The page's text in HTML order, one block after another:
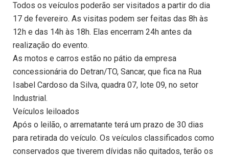
Todos os veículos poderão ser visitados a partir do dia
17 de fevereiro. As visitas podem ser feitas das 8h às
12h e das 14h às 18h. Elas encerram 24h antes da
realização do evento.
As motos e carros estão no pátio da empresa
concessionária do Detran/TO, Sancar, que fica na Rua
Isabel Cardoso da Silva, quadra 07, lote 09, no setor
Industrial.
Veículos leiloados
Após o leilão, o arrematante terá um prazo de 30 dias
para retirada do veículo. Os veículos classificados como
conservados que tiverem dívidas não quitados, terão os